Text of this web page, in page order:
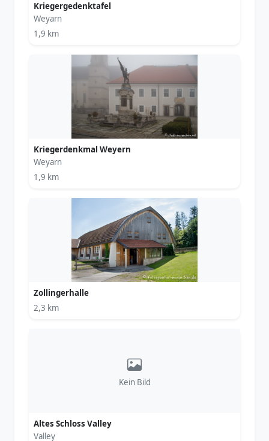
Kriegergedenktafel
Weyarn
1,9 km
Kriegerdenkmal Weyern
Weyarn
1,9 km
Zollingerhalle
2,3 km
Kein Bild
Altes Schloss Valley
Valley